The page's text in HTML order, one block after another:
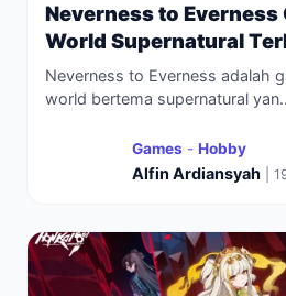
Neverness to Everness
World Supernatural
Neverness to Everness adalah
world bertema supernatural
Games - Hobby
Alfin Ardiansyah |